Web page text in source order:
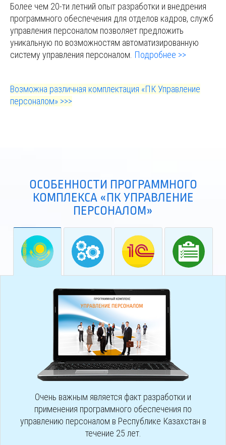
Более чем 20-ти летний опыт разработки и внедрения
программного обеспечения для отделов кадров, служб
управления персоналом позволяет предложить
уникальную по возможностям автоматизированную
систему управления персоналом. Подробнее >>
Возможна различная комплектация «ПК Управление
персоналом» >>>
ОСОБЕННОСТИ ПРОГРАММНОГО
КОМПЛЕКСА «ПК УПРАВЛЕНИЕ
ПЕРСОНАЛОМ»
Очень важным является факт разработки и
применения программного обеспечения по
управлению персоналом в Республике Казахстан в
течение 25 лет.